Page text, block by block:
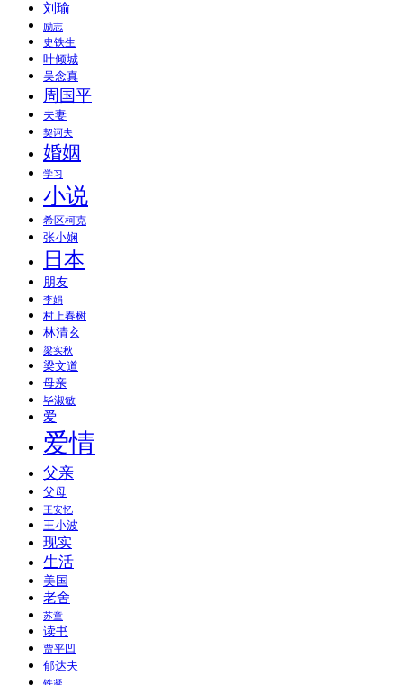
刘瑜
励志
史铁生
叶倾城
吴念真
周国平
夫妻
契诃夫
婚姻
学习
小说
希区柯克
张小娴
日本
朋友
李娟
村上春树
林清玄
梁实秋
梁文道
母亲
毕淑敏
爱
爱情
父亲
父母
王安忆
王小波
现实
生活
美国
老舍
苏童
读书
贾平凹
郁达夫